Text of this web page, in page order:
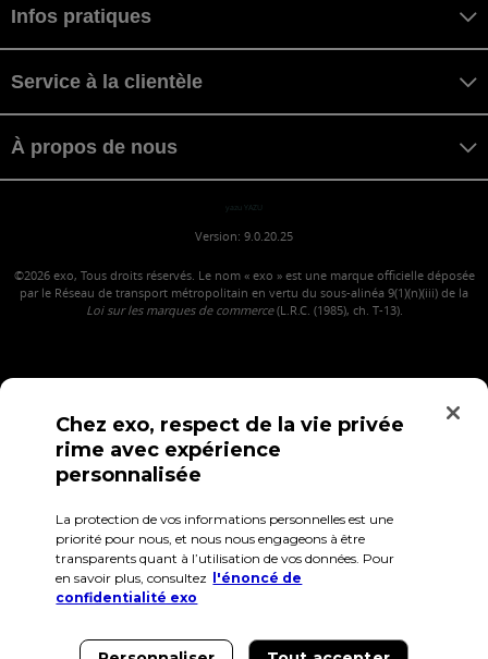
Infos pratiques
Service à la clientèle
À propos de nous
yazu YAZU
Version: 9.0.20.25
©2026 exo, Tous droits réservés. Le nom « exo » est une marque officielle déposée
par le Réseau de transport métropolitain en vertu du sous-alinéa 9(1)(n)(iii) de la
Loi sur les marques de commerce(L.R.C. (1985), ch. T-13).
Confidentialité Conditions d'utilisation Accès employés
Chez exo, respect de la vie privée
rime avec expérience
personnalisée
La protection de vos informations personnelles est une
priorité pour nous, et nous nous engageons à être
transparents quant à l’utilisation de vos données. Pour
en savoir plus, consultez
l'énoncé de
confidentialité exo